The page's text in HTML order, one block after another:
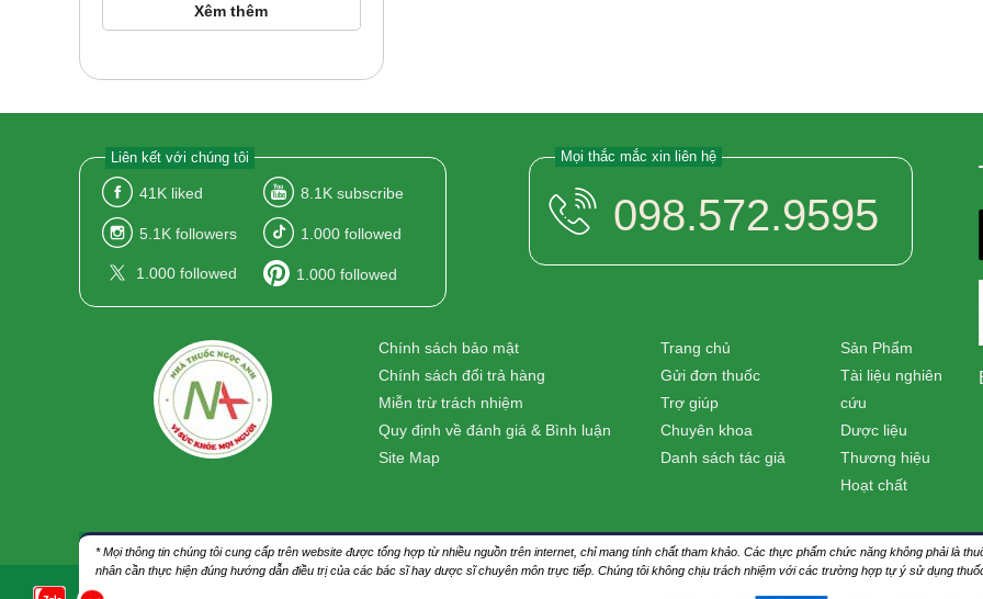
Xêm thêm
Liên kết với chúng tôi
41K liked 8.1Ksubscribe
5.1K followers 1.000followed
1.000 followed 1.000followed
Mọi thắc mắc xin liên hệ
098.572.9595
Chính sách bảo mật
Chính sách đổi trả hàng
Miễn trừ trách nhiệm
Quy định về đánh giá & Bình luận
Site Map
Trang chủ
Gửi đơn thuốc
Trợ giúp
Chuyên khoa
Danh sách tác giả
Sản Phẩm
Tài liệu nghiên
cứu
Dược liệu
Thương hiệu
Hoạt chất
* Mọi thông tin chúng tôi cung cấp trên website được tổng hợp từ nhiều nguồn trên internet, chỉ mang tính chất tham khảo. Các thực phẩm chức năng không phải là
nhân cần thực hiện đúng hướng dẫn điều trị của các bác sĩ hay dược sĩ chuyên môn trực tiếp. Chúng tôi không chịu trách nhiệm với các trường hợp tự ý sử dụng